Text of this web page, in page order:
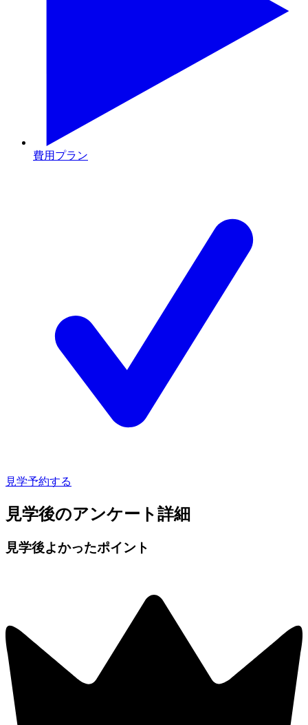
費用プラン
見学予約する
見学後のアンケート詳細
見学後よかったポイント